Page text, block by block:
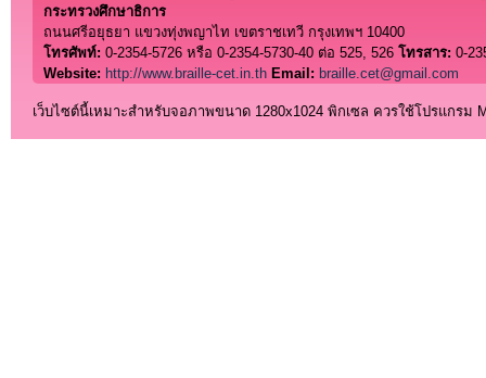
กระทรวงศึกษาธิการ
ถนนศรีอยุธยา แขวงทุ่งพญาไท เขตราชเทวี กรุงเทพฯ 10400
โทรศัพท์: 0-2354-5726 หรือ 0-2354-5730-40 ต่อ 525, 526 โทรสาร: 0-
Website: http://www.braille-cet.in.th Email: braille.cet@gmail.com
เว็บไซต์นี้เหมาะสำหรับจอภาพขนาด 1280x1024 พิกเซล ควรใช้โปรแกรม